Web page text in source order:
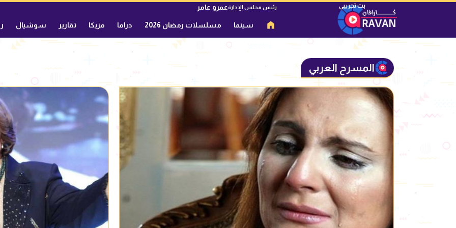
رئيس مجلس الإدارةعمرو عامر
سينما مسلسلات رمضان 2026 دراما مزيكا تقارير سوشيال
المسرح العربي